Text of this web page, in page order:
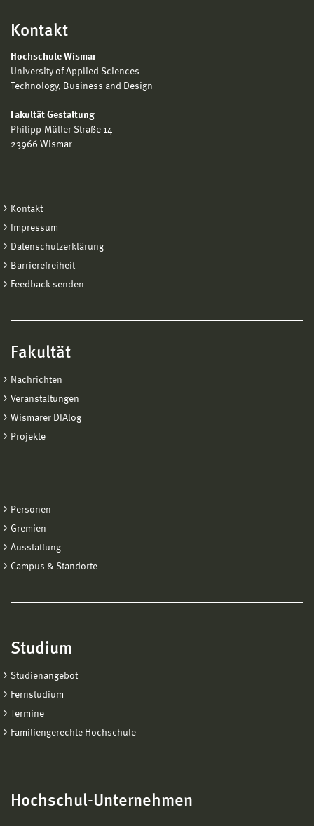
Kontakt
Hochschule Wismar
University of Applied Sciences
Technology, Business and Design
Fakultät Gestaltung
Philipp-Müller-Straße 14
23966 Wismar
Kontakt
Impressum
Datenschutzerklärung
Barrierefreiheit
Feedback senden
Fakultät
Nachrichten
Veranstaltungen
Wismarer DIAlog
Projekte
Personen
Gremien
Ausstattung
Campus & Standorte
Studium
Studienangebot
Fernstudium
Termine
Familiengerechte Hochschule
Hochschul-Unternehmen